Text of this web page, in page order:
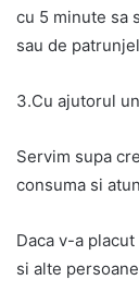
cu 5 minute sa
sau de
3.Cu ajutorul
Servim supa
consuma si
Daca v-a
si alte